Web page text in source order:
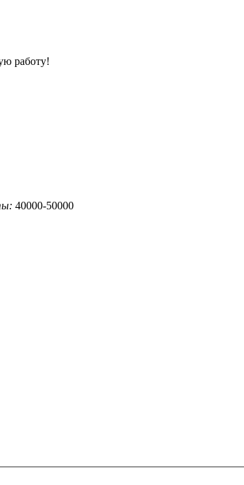
работу!
40000-50000